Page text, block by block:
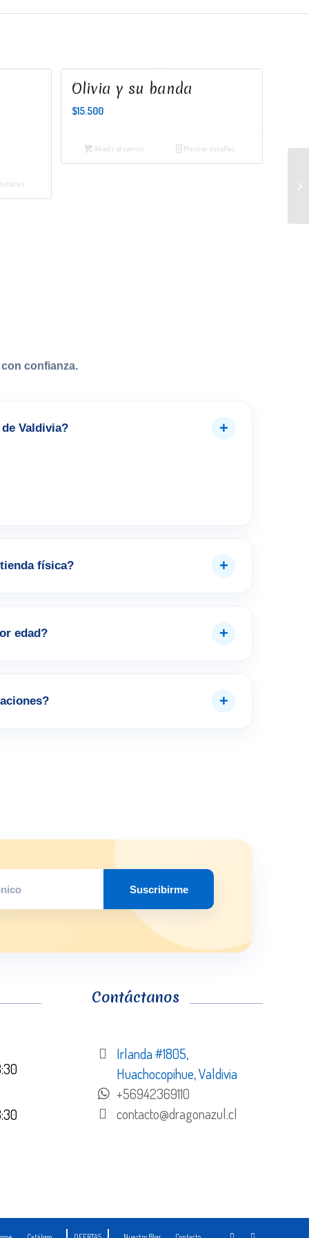
Olivia y su banda
$15.500
Añadir al carrito Mostrar detalles
confianza.
Valdivia? +
física? +
edad? +
+
Suscribirme
Contáctanos
Irlanda #1805,
Huachocopihue, Valdivia
+56942369110
contacto@dragonazul.cl